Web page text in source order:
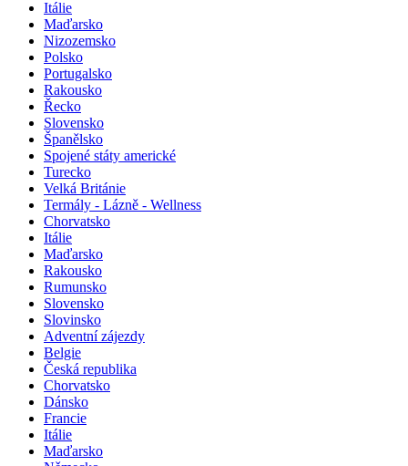
Itálie
Maďarsko
Nizozemsko
Polsko
Portugalsko
Rakousko
Řecko
Slovensko
Španělsko
Spojené státy americké
Turecko
Velká Británie
Termály - Lázně - Wellness
Chorvatsko
Itálie
Maďarsko
Rakousko
Rumunsko
Slovensko
Slovinsko
Adventní zájezdy
Belgie
Česká republika
Chorvatsko
Dánsko
Francie
Itálie
Maďarsko